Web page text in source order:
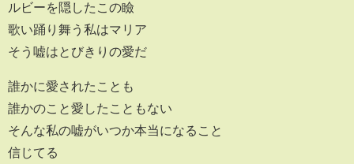
ルビーを隠したこの瞼
歌い踊り舞う私はマリア
そう嘘はとびきりの愛だ
誰かに愛されたことも
誰かのこと愛したこともない
そんな私の嘘がいつか本当になること
信じてる